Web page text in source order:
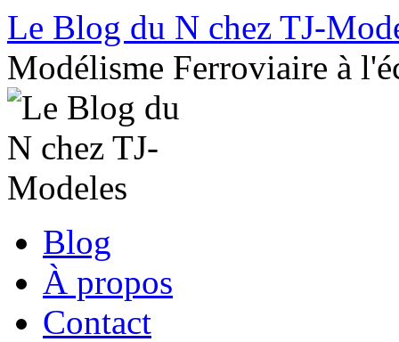
Le Blog du N chez TJ-
Modélisme Ferroviaire à
au
contenuBlog
À propos
Contact